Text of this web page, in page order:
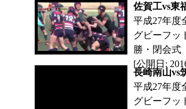
佐賀工vs東
平成27年度
グビーフッ
勝・閉会式
[公開日:
長崎南山vs
平成27年度
グビーフッ